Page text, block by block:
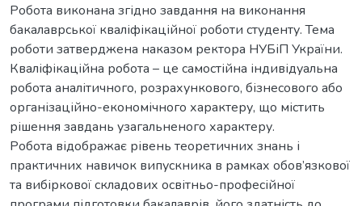
Робота виконана згідно завдання на виконання
бакалаврської кваліфікаційної роботи студенту. Тема
роботи затверджена наказом ректора НУБіП України.
Кваліфікаційна робота – це самостійна індивідуальна
робота аналітичного, розрахункового, бізнесового або
організаційно-економічного характеру, що містить
рішення завдань узагальненого характеру.
Робота відображає рівень теоретичних знань і
практичних навичок випускника в рамках обов’язкової
та вибіркової складових освітньо-професійної